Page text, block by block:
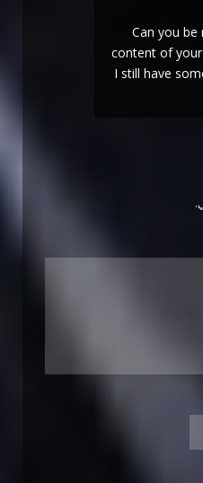
Can you
content of
I still have